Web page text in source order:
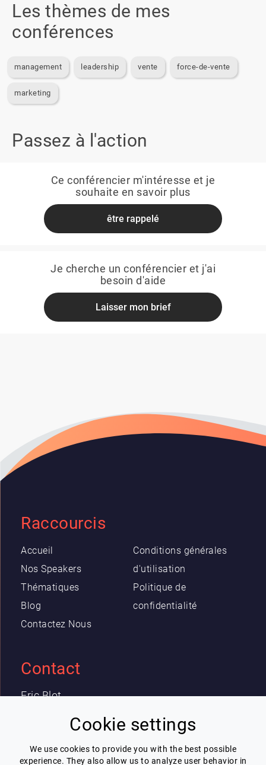
Cookie settings
We use cookies to provide you with the best possible
experience. They also allow us to analyze user behavior in
Les thèmes de mes
conférences
management leadership vente force-de-vente
marketing
Passez à l'action
Ce conférencier m'intéresse et je
souhaite en savoir plus
être rappelé
Je cherche un conférencier et j'ai
besoin d'aide
Laisser mon brief
Raccourcis
Accueil
Nos Speakers
Thématiques
Blog
Contactez Nous
Conditions générales
d'utilisation
Politique de
confidentialité
Contact
Eric Blot
Newsletter